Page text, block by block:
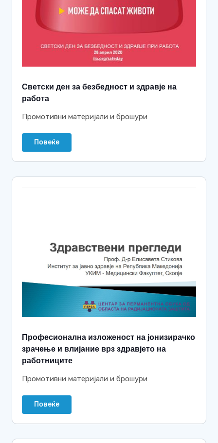
Светски ден за безбедност и здравје на
работа
Промотивни материјали и брошури
Повеќе
Професионална изложеност на јонизирачко
зрачење и влијание врз здравјето на
работниците
Промотивни материјали и брошури
Повеќе